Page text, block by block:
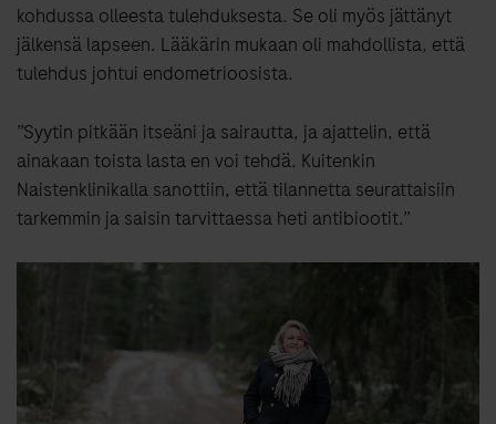
kohdussa olleesta tulehduksesta. Se oli myös jättänyt
jälkensä lapseen. Lääkärin mukaan oli mahdollista, että
tulehdus johtui endometrioosista.
”Syytin pitkään itseäni ja sairautta, ja ajattelin, että
ainakaan toista lasta en voi tehdä. Kuitenkin
Naistenklinikalla sanottiin, että tilannetta seurattaisiin
tarkemmin ja saisin tarvittaessa heti antibiootit.”